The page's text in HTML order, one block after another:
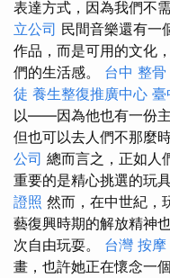
表達方式，因為我們不
立公司 民間音樂還有一
作品，而是可用的文化
們的生活感。 台中 整
徒 養生整復推廣中心 臺
以——因為他也有一份
但也可以去人們不那麼
公司 總而言之，正如人
重要的是精心挑選的玩
證照 然而，在中世紀，
藝復興時期的解放精神
次自由玩耍。 台灣 按摩
畫，也許她正在懷念一